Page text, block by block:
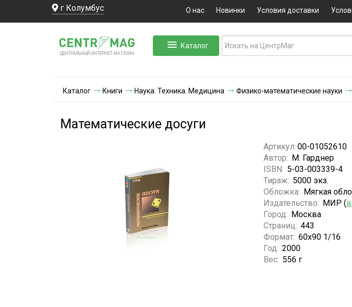
г Колумбус О нас Новинки Условия доставки
ЦЕНТРАЛЬНЫЙ ИНТЕРНЕТ-МА ГАЗИН
Каталог
Каталог Книги Наука. Техника. Медицина Физико-математические науки
Математические досуги
Артикул: 00-01052610
Автор: М. Гарднер
ISBN: 5-03-003339-4
Тираж: 5000 экз.
Обложка: Мягкая
Издательство: МИР (
Город: Москва
Страниц: 443
Формат: 60х90 1/16
Год: 2000
Вес: 556 г